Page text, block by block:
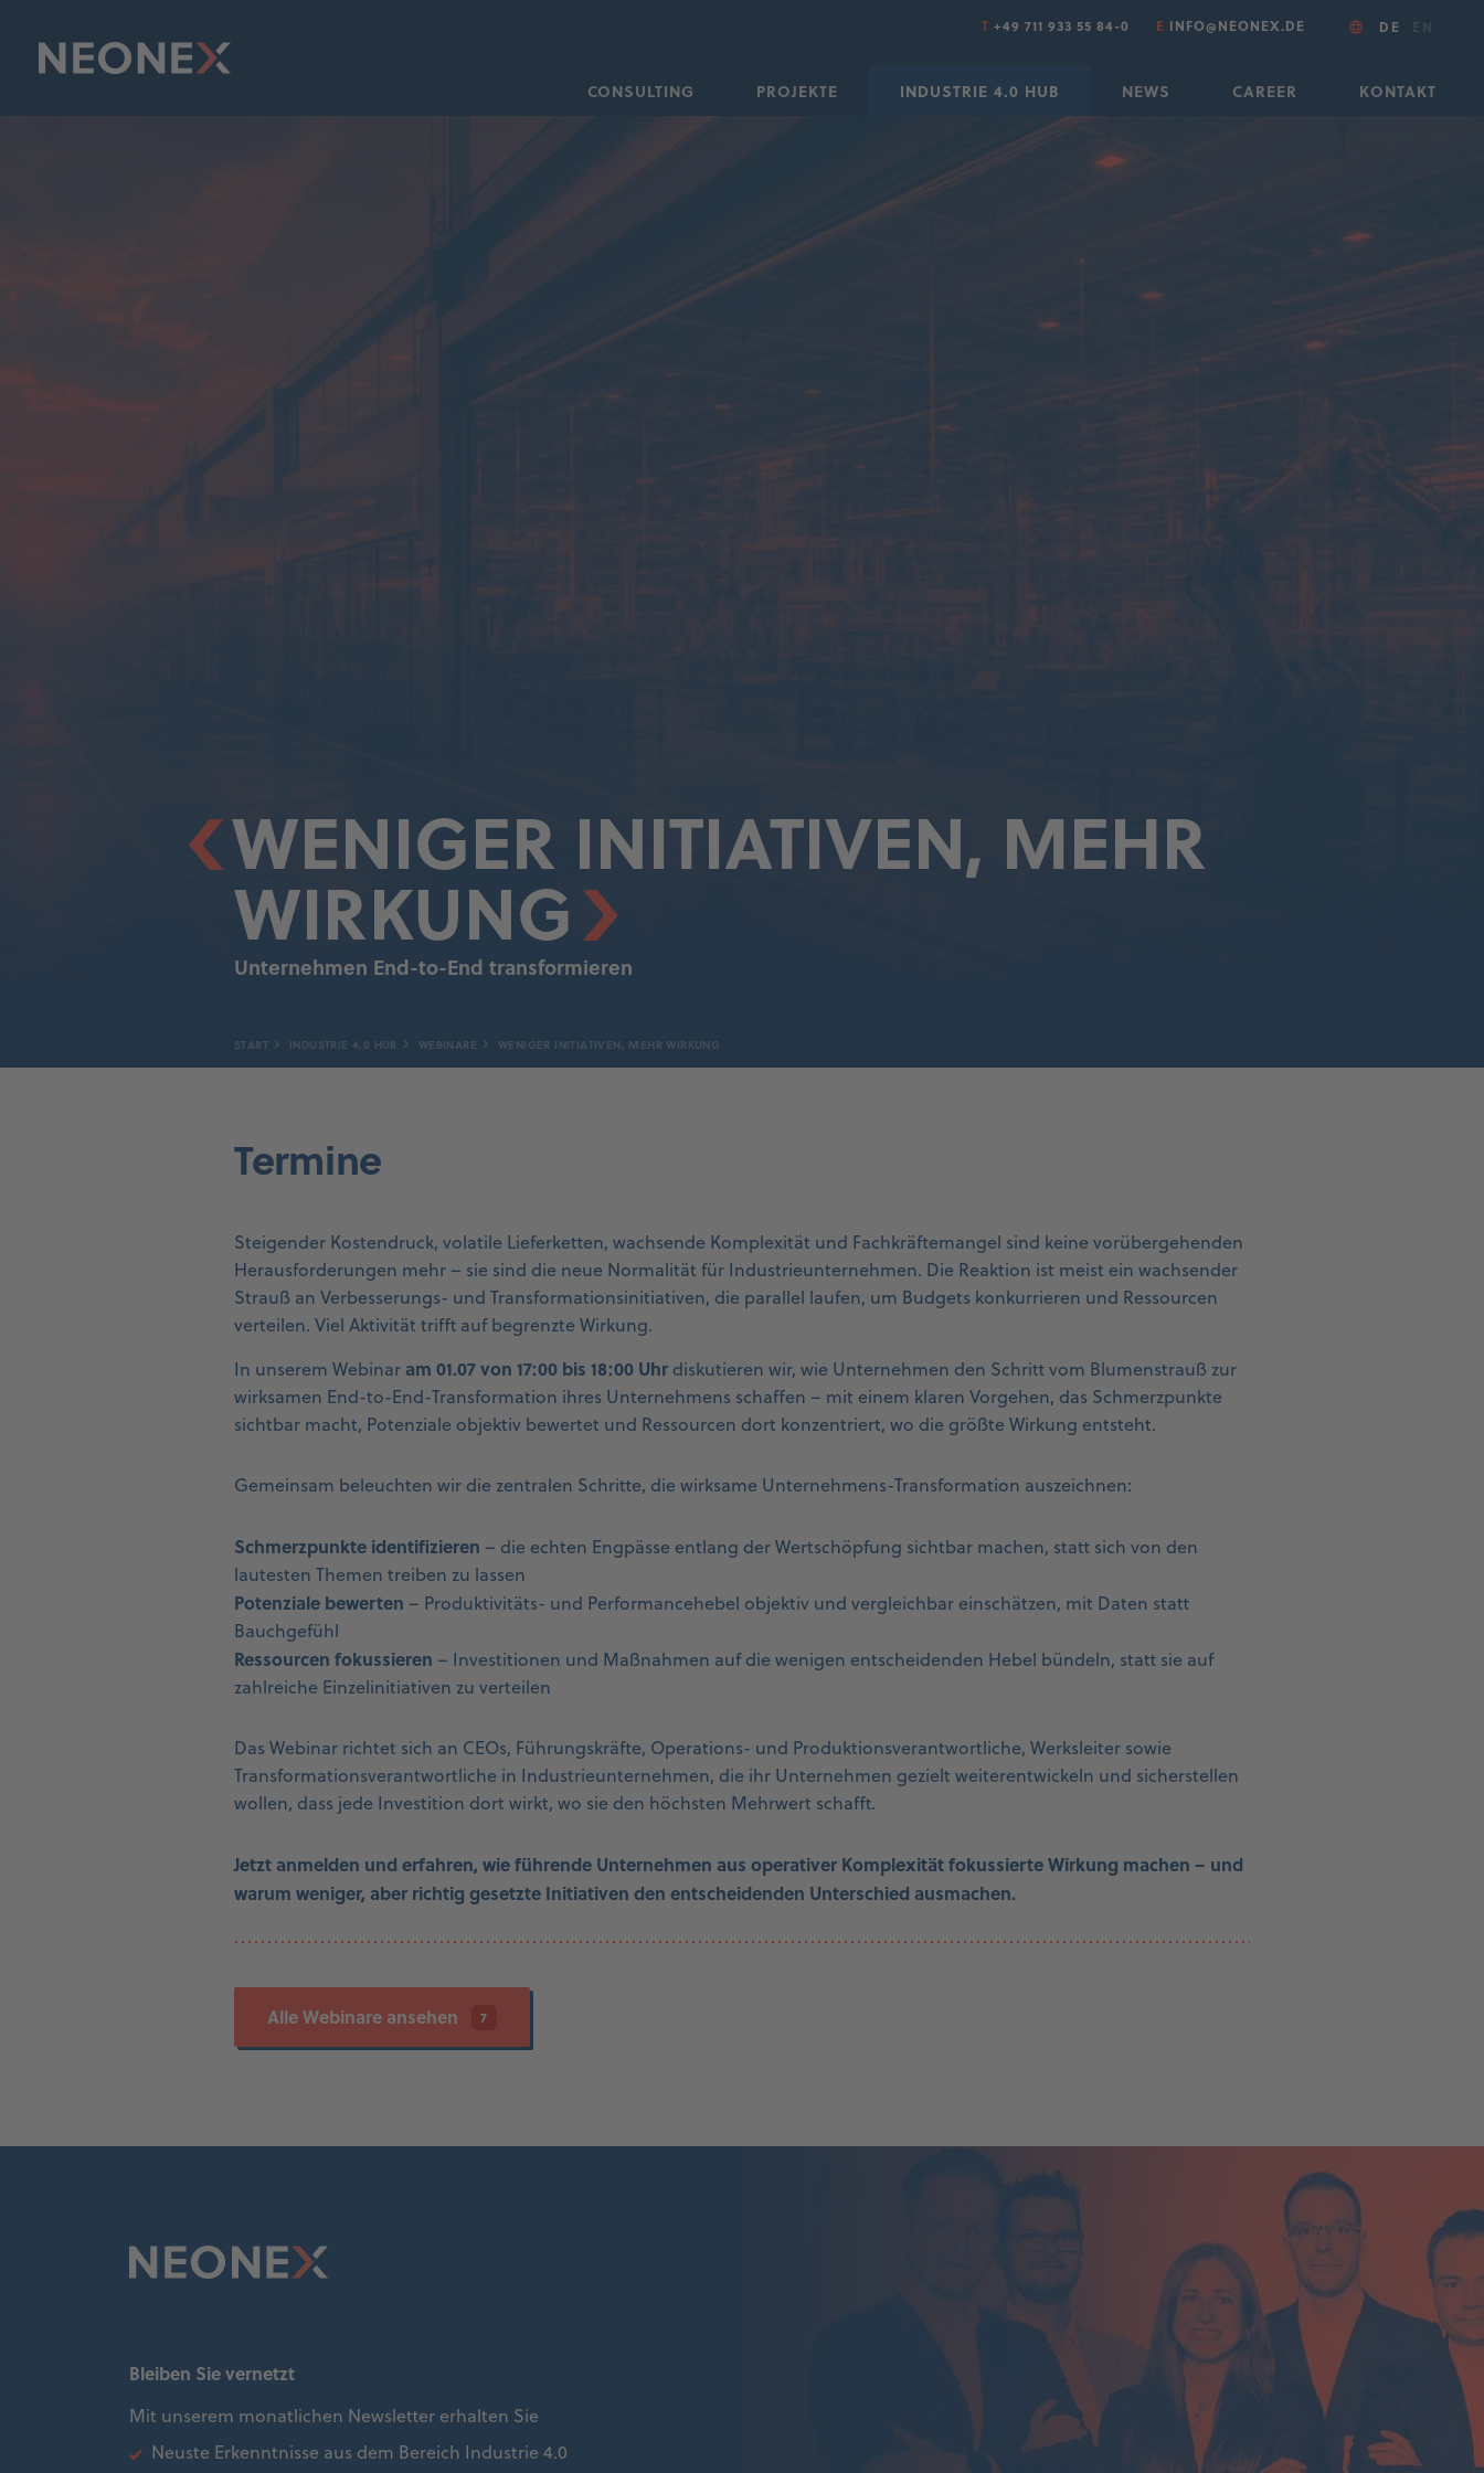
T +49 711 933 55 84-0 E INFO@NEONEX.DE DE
CONSULTING PROJEKTE INDUSTRIE 4.0 HUB NEWS CAREER KONTAKT
WENIGER INITIATIVEN, MEHR
WIRKUNG
Unternehmen End-to-End transformieren
START INDUSTRIE 4.0 HUB WEBINARE WENIGER INITIATIVEN, MEHR WIRKUNG
Termine
Steigender Kostendruck, volatile Lieferketten, wachsende Komplexität und Fachkräftemangel sind keine vorübergehenden
Herausforderungen mehr – sie sind die neue Normalität für Industrieunternehmen. Die Reaktion ist meist ein wachsender
Strauß an Verbesserungs- und Transformationsinitiativen, die parallel laufen, um Budgets konkurrieren und Ressourcen
verteilen. Viel Aktivität trifft auf begrenzte Wirkung.
In unserem Webinar am 01.07 von 17:00 bis 18:00 Uhr diskutieren wir, wie Unternehmen den Schritt vom Blumenstrauß zur
wirksamen End-to-End-Transformation ihres Unternehmens schaffen – mit einem klaren Vorgehen, das Schmerzpunkte
sichtbar macht, Potenziale objektiv bewertet und Ressourcen dort konzentriert, wo die größte Wirkung entsteht.
Gemeinsam beleuchten wir die zentralen Schritte, die wirksame Unternehmens-Transformation auszeichnen:
Schmerzpunkte identifizieren – die echten Engpässe entlang der Wertschöpfung sichtbar machen, statt sich von den
lautesten Themen treiben zu lassen
Potenziale bewerten – Produktivitäts- und Performancehebel objektiv und vergleichbar einschätzen, mit Daten statt
Bauchgefühl
Ressourcen fokussieren – Investitionen und Maßnahmen auf die wenigen entscheidenden Hebel bündeln, statt sie auf
zahlreiche Einzelinitiativen zu verteilen
Das Webinar richtet sich an CEOs, Führungskräfte, Operations- und Produktionsverantwortliche, Werksleiter sowie
Transformationsverantwortliche in Industrieunternehmen, die ihr Unternehmen gezielt weiterentwickeln und sicherstellen
wollen, dass jede Investition dort wirkt, wo sie den höchsten Mehrwert schafft.
Jetzt anmelden und erfahren, wie führende Unternehmen aus operativer Komplexität fokussierte Wirkung machen – und
warum weniger, aber richtig gesetzte Initiativen den entscheidenden Unterschied ausmachen.
Alle Webinare ansehen 7
Bleiben Sie vernetzt
Mit unserem monatlichen Newsletter erhalten Sie
Neuste Erkenntnisse aus dem Bereich Industrie 4.0